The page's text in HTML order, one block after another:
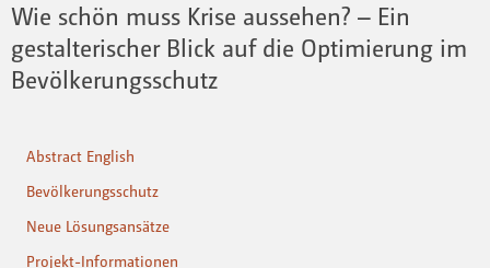
Wie schön muss Krise aussehen? – Ein
gestalterischer Blick auf die Optimierung im
Bevölkerungsschutz
Abstract English
Bevölkerungsschutz
Neue Lösungsansätze
Projekt-Informationen